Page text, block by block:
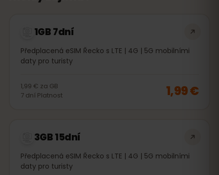
1GB 7dní
Předplacená eSIM Řecko s LTE | 4G | 5G mobilními
daty pro turisty
1,99 € za GB
7 dní Platnost 1,99 €
3GB 15dní
Předplacená eSIM Řecko s LTE | 4G | 5G mobilními
daty pro turisty